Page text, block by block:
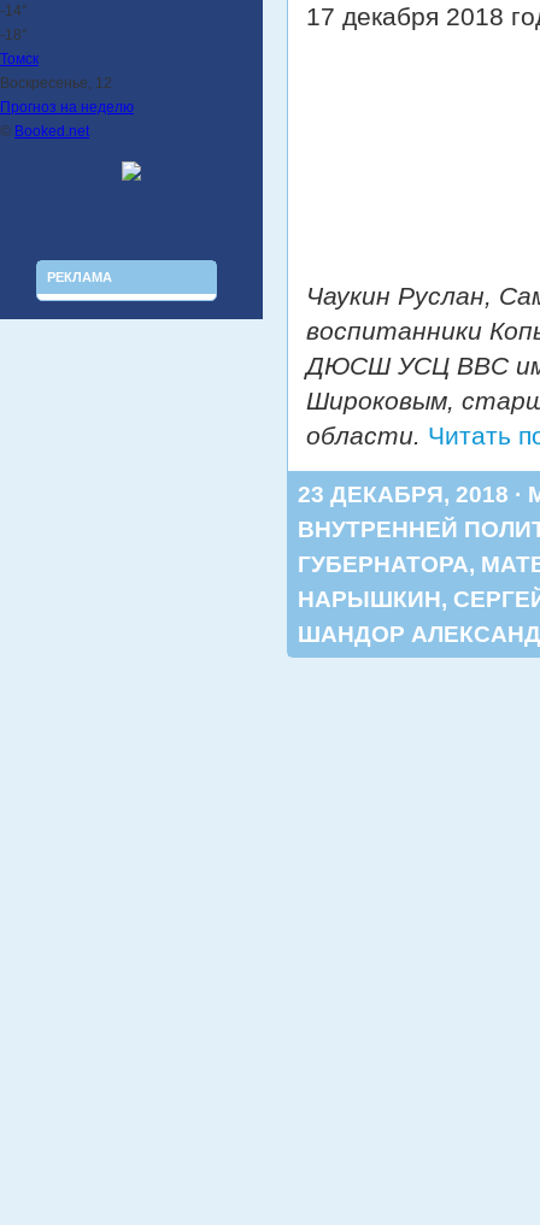
-14°
-18°
Томск
Воскресенье, 12
Прогноз на неделю
© Booked.net
РЕКЛАМА
17 декабря 2018
Чаукин Руслан,
воспитанники
ДЮСШ УСЦ ВВС
Широковым,
области. Читать
23 ДЕКАБРЯ, 2018 ·
ВНУТРЕННЕЙ
ГУБЕРНАТОРА,
НАРЫШКИН,
ШАНДОР